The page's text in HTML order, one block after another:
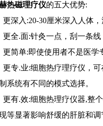
热磁理疗仪的五大优势:
更深入:20-30厘米深入人体
更全.面:针灸一点，刮一条
更简单:即使使用者不是医学
更专.业:细胞热疗理疗仪，
系统有不同的模式选择。
更有.效:细胞热理疗仪器,整
等显著影响舒缓的肝脏和